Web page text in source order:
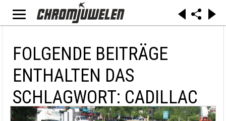
FOLGENDE BEITRÄGE
ENTHALTEN DAS
SCHLAGWORT: CADILLAC